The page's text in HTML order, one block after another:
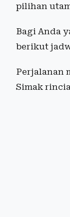
pilihan
Bagi Anda
berikut
Perjalanan
Simak